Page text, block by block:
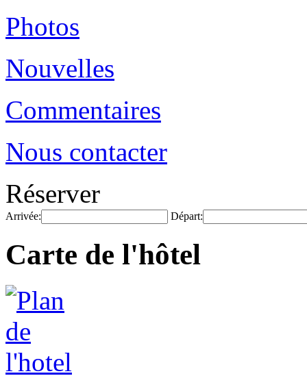
Photos
Nouvelles
Commentaires
Nous contacter
Réserver
Arrivée: Départ:
Carte de l'hôtel